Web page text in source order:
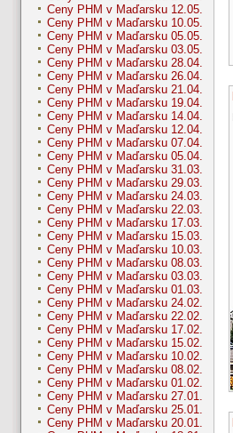
Ceny PHM v Maďarsku 12.05.
Ceny PHM v Maďarsku 10.05.
Ceny PHM v Maďarsku 05.05.
Ceny PHM v Maďarsku 03.05.
Ceny PHM v Maďarsku 28.04.
Ceny PHM v Maďarsku 26.04.
Ceny PHM v Maďarsku 21.04.
Ceny PHM v Maďarsku 19.04.
Ceny PHM v Maďarsku 14.04.
Ceny PHM v Maďarsku 12.04.
Ceny PHM v Maďarsku 07.04.
Ceny PHM v Maďarsku 05.04.
Ceny PHM v Maďarsku 31.03.
Ceny PHM v Maďarsku 29.03.
Ceny PHM v Maďarsku 24.03.
Ceny PHM v Maďarsku 22.03.
Ceny PHM v Maďarsku 17.03.
Ceny PHM v Maďarsku 15.03.
Ceny PHM v Maďarsku 10.03.
Ceny PHM v Maďarsku 08.03.
Ceny PHM v Maďarsku 03.03.
Ceny PHM v Maďarsku 01.03.
Ceny PHM v Maďarsku 24.02.
Ceny PHM v Maďarsku 22.02.
Ceny PHM v Maďarsku 17.02.
Ceny PHM v Maďarsku 15.02.
Ceny PHM v Maďarsku 10.02.
Ceny PHM v Maďarsku 08.02.
Ceny PHM v Maďarsku 01.02.
Ceny PHM v Maďarsku 27.01.
Ceny PHM v Maďarsku 25.01.
Ceny PHM v Maďarsku 20.01.